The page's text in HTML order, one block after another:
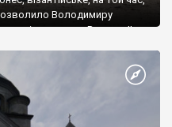
Володимиру
імператору Василю ІІ, та
Василем-християнином.
Херсонесу Таврійського